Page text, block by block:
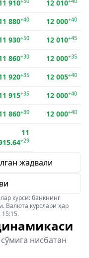
910 12 010
880+40 12 000+40
930+50 12 010+45
860+30 12 000+35
920+35 12 005+40
915+35 12 000+40
860+30 12 000+40
11
+29
жадвали
курси: банкнинг
Валюта курслари ҳар
15:15.
нисбатан